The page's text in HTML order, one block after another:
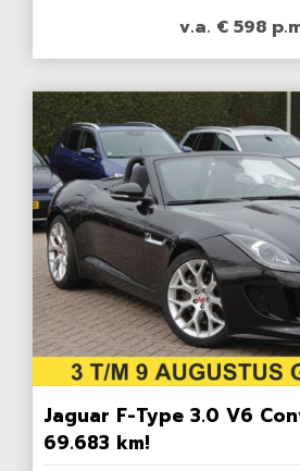
v.a. € 598
Jaguar F-Type 3.0 V6
69.683 km!